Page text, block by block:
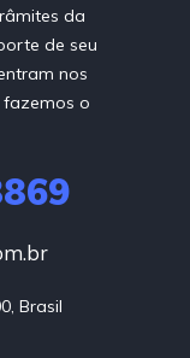
da
de seu
nos
o
Brasil